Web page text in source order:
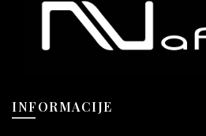
izabrane
na
INFORMACIJE